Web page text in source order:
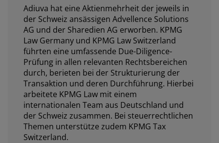
Adiuva hat eine Aktienmehrheit der jeweils in
der Schweiz ansässigen Advellence Solutions
AG und der Sharedien AG erworben. KPMG
Law Germany und KPMG Law Switzerland
führten eine umfassende Due-Diligence-
Prüfung in allen relevanten Rechtsbereichen
durch, berieten bei der Strukturierung der
Transaktion und deren Durchführung. Hierbei
arbeitete KPMG Law mit einem
internationalen Team aus Deutschland und
der Schweiz zusammen. Bei steuerrechtlichen
Themen unterstütze zudem KPMG Tax
Switzerland.